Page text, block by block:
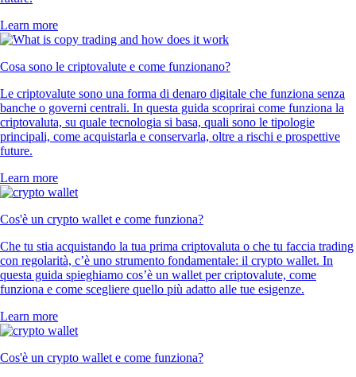
Learn more
Cosa sono le criptovalute e come funzionano?
Le criptovalute sono una forma di denaro digitale che funziona senza
banche o governi centrali. In questa guida scoprirai come funziona la
criptovaluta, su quale tecnologia si basa, quali sono le tipologie
principali, come acquistarla e conservarla, oltre a rischi e prospettive
future.
Learn more
Cos'è un crypto wallet e come funziona?
Che tu stia acquistando la tua prima criptovaluta o che tu faccia trading
con regolarità, c’è uno strumento fondamentale: il crypto wallet. In
questa guida spieghiamo cos’è un wallet per criptovalute, come
funziona e come scegliere quello più adatto alle tue esigenze.
Learn more
Cos'è un crypto wallet e come funziona?